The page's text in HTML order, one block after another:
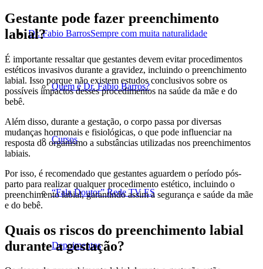
Dr. Fabio BarrosSempre com muita naturalidade
Quem é Dr. Fabio Barros?
Cursos
“Fala Doutor” Rede TV ES
Depoimentos
Gestante pode fazer preenchimento
labial?
É importante ressaltar que gestantes devem evitar procedimentos
estéticos invasivos durante a gravidez, incluindo o preenchimento
labial. Isso porque não existem estudos conclusivos sobre os
possíveis impactos desses procedimentos na saúde da mãe e do
bebê.
Além disso, durante a gestação, o corpo passa por diversas
mudanças hormonais e fisiológicas, o que pode influenciar na
resposta do organismo a substâncias utilizadas nos preenchimentos
labiais.
Por isso, é recomendado que gestantes aguardem o período pós-
parto para realizar qualquer procedimento estético, incluindo o
preenchimento labial, garantindo assim a segurança e saúde da mãe
e do bebê.
Quais os riscos do preenchimento labial
durante a gestação?